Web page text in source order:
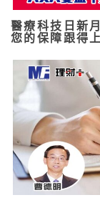
醫療科技日新
您的保障跟得上